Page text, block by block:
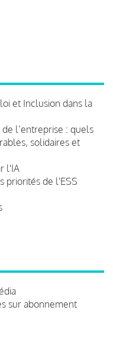
et Inclusion dans la
l’entreprise : quels
solidaires et
l'IA
priorités de l'ESS
sur abonnement